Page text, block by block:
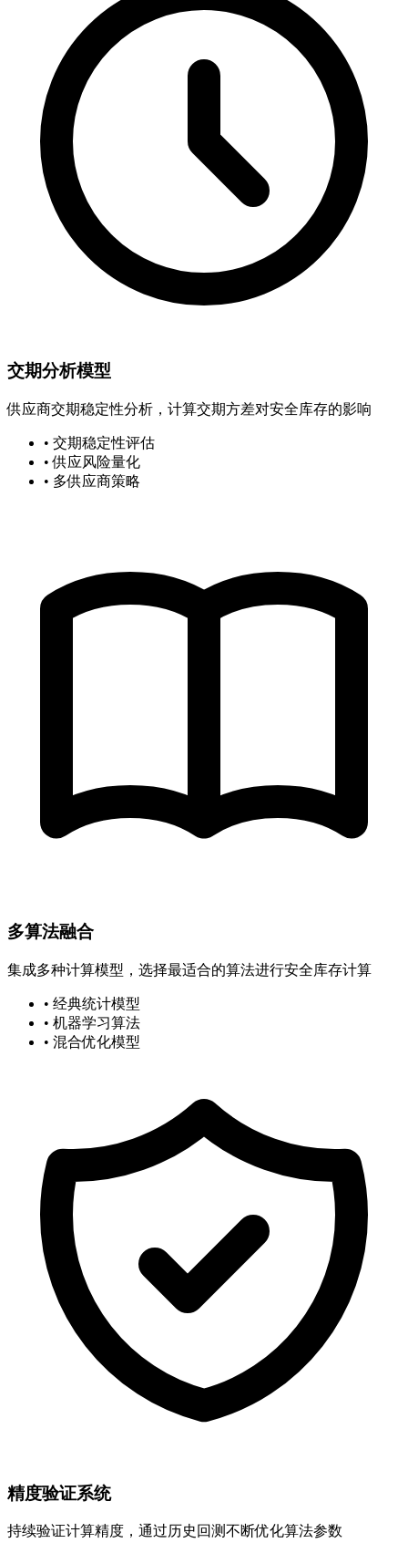
交期分析模型
供应商交期稳定性分析，计算交期方差对安全库存的影响
• 交期稳定性评估
• 供应风险量化
• 多供应商策略
多算法融合
集成多种计算模型，选择最适合的算法进行安全库存计算
• 经典统计模型
• 机器学习算法
• 混合优化模型
精度验证系统
持续验证计算精度，通过历史回测不断优化算法参数